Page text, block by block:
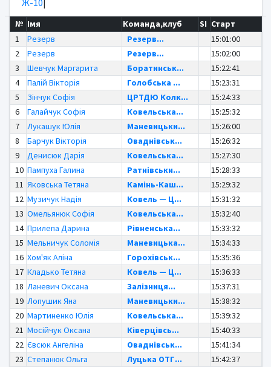
№ Імя Команда,клуб SI Старт
1
Резерв Резерв...
15:01:00
2
Резерв Резерв...
15:02:00
3
Шевчук Маргарита Боратинськ...
15:22:41
4
Палій Вікторія Голобська ...
15:23:31
5
Зінчук Софія ЦРТДЮ Колк...
15:24:33
6
Галайчук Софія Ковельська...
15:25:32
7
Лукашук Юлія Маневицьки...
15:26:00
8
Барчук Вікторія Оваднівськ...
15:26:32
9
Денисюк Дарія Ковельська...
15:27:30
10 Пампуха Галина Ратнівськи...
15:28:33
11 Яковська Тетяна Камінь-Каш...
15:29:32
12 Музичук Надія Ковель — Ц...
15:31:32
13 Омельянюк Софія Ковельська...
15:32:40
14 Прилепа Дарина Рівненська...
15:33:32
15 Мельничук Соломія Маневицька...
15:34:33
16 Хом'як Аліна Горохівськ...
15:35:36
17 Кладько Тетяна Ковель — Ц...
15:36:33
18 Ланевич Оксана Залізниця...
15:37:31
19 Лопушик Яна Маневицьки...
15:38:32
20 Мартиненко Юлія Ковельська...
15:39:32
21 Мосійчук Оксана Ківерцівсь...
15:40:33
22 Євсюк Ангеліна Оваднівськ...
15:41:34
23 Степанюк Ольга Луцька ОТГ...
15:42:37